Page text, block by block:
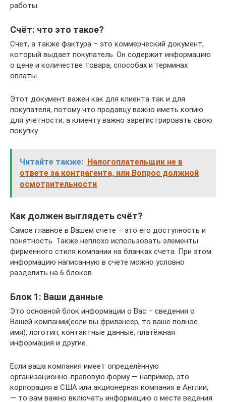
работы.
Счёт: что это такое?
Счет, а также фактура – это коммерческий документ,
который выдает покупатель. Он содержит информацию
о цене и количестве товара, способах и терминах
оплаты.
Этот документ важен как для клиента так и для
покупателя, потому что продавцу важно иметь копию
для учетности, а клиенту важно зарегистрировать свою
покупку.
Читайте также: Налогоплательщик не в
ответе за контрагента, или Вопрос должной
осмотрительности
Как должен выглядеть счёт?
Самое главное в Вашем счете – это его доступность и
понятность. Также неплохо использовать элементы
фирменного стиля компании на бланках счета. При этом
информацию написанную в счете можно условно
разделить на 6 блоков.
Блок 1: Ваши данные
Это основной блок информации о Вас – сведения о
Вашей компании(если вы фрилансер, то ваше полное
имя), логотип, контактные данные, платёжная
информация и другие.
Если ваша компания имеет определённую
организационно-правовую форму — например, это
корпорация в США или акционерная компания в Англии,
— то вам важно включать информацию о месте ведения